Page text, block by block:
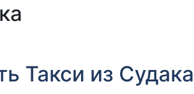
Такси из